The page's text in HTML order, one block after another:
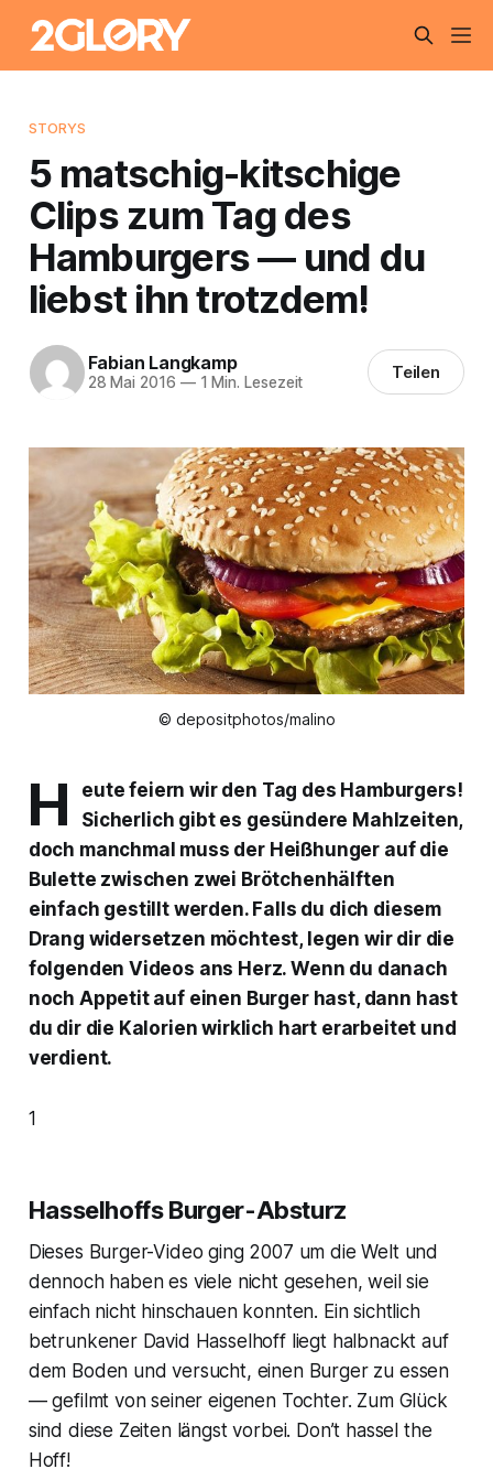
STORYS
5 matschig-kitschige
Clips zum Tag des
Hamburgers — und du
liebst ihn trotzdem!
Fabian Langkamp
28 Mai 2016 —1 Min. Lesezeit Teilen
© depositphotos/malino
H
eute feiern wir den Tag des Hamburgers!
Sicherlich gibt es gesündere Mahlzeiten,
doch manchmal muss der Heißhunger auf die
Bulette zwischen zwei Brötchenhälften
einfach gestillt werden. Falls du dich diesem
Drang widersetzen möchtest, legen wir dir die
folgenden Videos ans Herz. Wenn du danach
noch Appetit auf einen Burger hast, dann hast
du dir die Kalorien wirklich hart erarbeitet und
verdient.
1
Hasselhoffs Burger-Absturz
Dieses Burger-Video ging 2007 um die Welt und
dennoch haben es viele nicht gesehen, weil sie
einfach nicht hinschauen konnten. Ein sichtlich
betrunkener David Hasselhoff liegt halbnackt auf
dem Boden und versucht, einen Burger zu essen
— gefilmt von seiner eigenen Tochter. Zum Glück
sind diese Zeiten längst vorbei. Don’t hassel the
Hoff!